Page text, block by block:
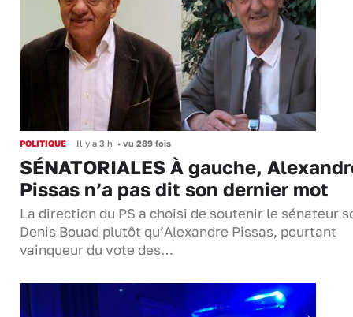
POLITIQUE Il y a 3 h • vu 289 fois
SÉNATORIALES À gauche,
Pissas n’a pas dit son dernier mot
La direction du PS a choisi de soutenir le sénateur
Denis Bouad plutôt qu’Alexandre Pissas, pourtant
vainqueur du vote des…